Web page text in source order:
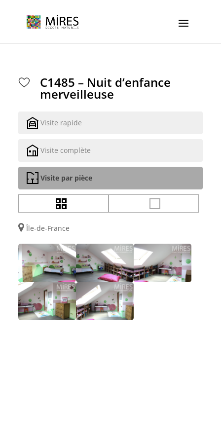
C1485 – Nuit d’enfance
merveilleuse
Visite rapide
Visite complète
Visite par pièce
Île-de-France